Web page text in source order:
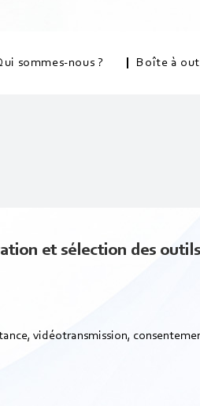
sommes-nous ? Boîte à
et sélection des outils
vidéotransmission,